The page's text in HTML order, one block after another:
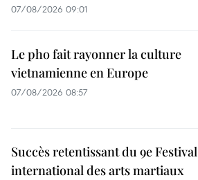
07/08/2026 09:01
Le pho fait rayonner la culture
vietnamienne en Europe
07/08/2026 08:57
Succès retentissant du 9e Festival
international des arts martiaux